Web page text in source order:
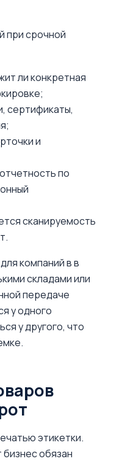
при срочной
ли конкретная
сертификаты,
и
по
сканируемость
компаний в в
складами или
передаче
у одного
у другого, что
этикетки.
обязан